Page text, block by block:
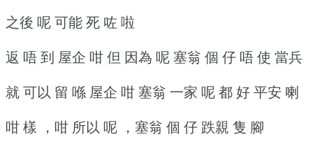
之後 呢 可能 死 咗 啦
返 唔 到 屋企 咁 但 因為 呢 塞翁 個 仔 唔 使 當兵
就 可以 留 喺 屋企 咁 塞翁 一家 呢 都 好 平安 喇
咁 樣 ，咁 所以 呢 ，塞翁 個 仔 跌親 隻 腳